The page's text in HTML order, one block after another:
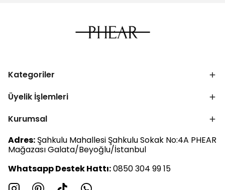
Kategoriler
Üyelik İşlemleri
Kurumsal
Adres: Şahkulu Mahallesi Şahkulu Sokak No:4A PHEAR
Mağazası Galata/Beyoğlu/İstanbul
Whatsapp Destek Hattı:0850 304 99 15